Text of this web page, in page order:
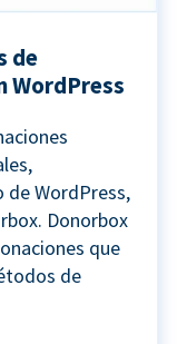
de
WordPress
WordPress,
Donorbox
que
de